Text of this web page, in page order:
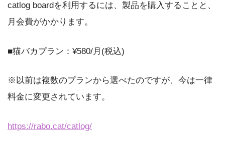
catlog boardを利用するには、製品を購入することと、
月会費がかかります。
■猫バカプラン：¥580/月(税込)
※以前は複数のプランから選べたのですが、今は一律
料金に変更されています。
https://rabo.cat/catlog/